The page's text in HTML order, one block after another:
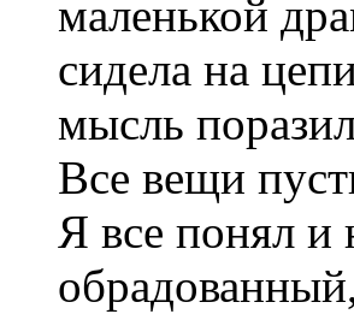
маленькой
сидела на
мысль
Все вещи
Я все понял и